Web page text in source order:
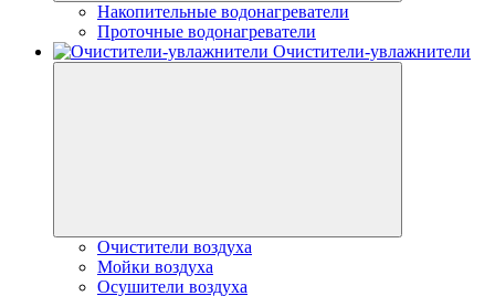
Накопительные водонагреватели
Проточные водонагреватели
Очистители-увлажнители
Очистители воздуха
Мойки воздуха
Осушители воздуха